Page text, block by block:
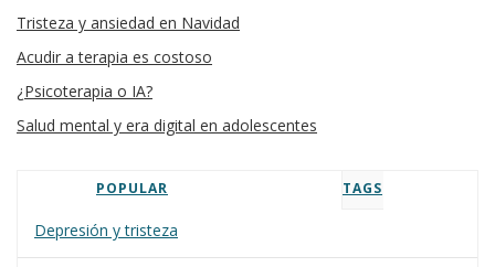
Tristeza y ansiedad en Navidad
Acudir a terapia es costoso
¿Psicoterapia o IA?
Salud mental y era digital en adolescentes
POPULAR TAGS
Depresión y tristeza